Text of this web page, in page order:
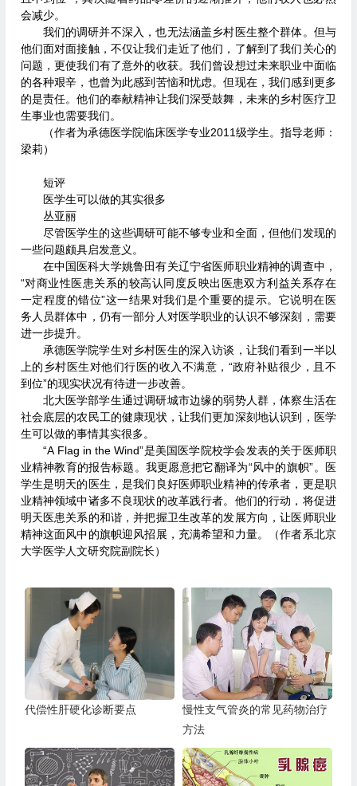
会减少。
我们的调研并不深入，也无法涵盖乡村医生整个群体。但与
他们面对面接触，不仅让我们走近了他们，了解到了我们关心的
问题，更使我们有了意外的收获。我们曾设想过未来职业中面临
的各种艰辛，也曾为此感到苦恼和忧虑。但现在，我们感到更多
的是责任。他们的奉献精神让我们深受鼓舞，未来的乡村医疗卫
生事业也需要我们。
（作者为承德医学院临床医学专业2011级学生。指导老师：
梁莉）
短评
医学生可以做的其实很多
丛亚丽
尽管医学生的这些调研可能不够专业和全面，但他们发现的
一些问题颇具启发意义。
在中国医科大学姚鲁田有关辽宁省医师职业精神的调查中，
“对商业性医患关系的较高认同度反映出医患双方利益关系存在
一定程度的错位”这一结果对我们是个重要的提示。它说明在医
务人员群体中，仍有一部分人对医学职业的认识不够深刻，需要
进一步提升。
承德医学院学生对乡村医生的深入访谈，让我们看到一半以
上的乡村医生对他们行医的收入不满意，“政府补贴很少，且不
到位”的现实状况有待进一步改善。
北大医学部学生通过调研城市边缘的弱势人群，体察生活在
社会底层的农民工的健康现状，让我们更加深刻地认识到，医学
生可以做的事情其实很多。
“A Flag in the Wind”是美国医学院校学会发表的关于医师职
业精神教育的报告标题。我更愿意把它翻译为“风中的旗帜”。医
学生是明天的医生，是我们良好医师职业精神的传承者，更是职
业精神领域中诸多不良现状的改革践行者。他们的行动，将促进
明天医患关系的和谐，并把握卫生改革的发展方向，让医师职业
精神这面风中的旗帜迎风招展，充满希望和力量。（作者系北京
大学医学人文研究院副院长）
代偿性肝硬化诊断要点
慢性支气管炎的常见药物治疗
方法